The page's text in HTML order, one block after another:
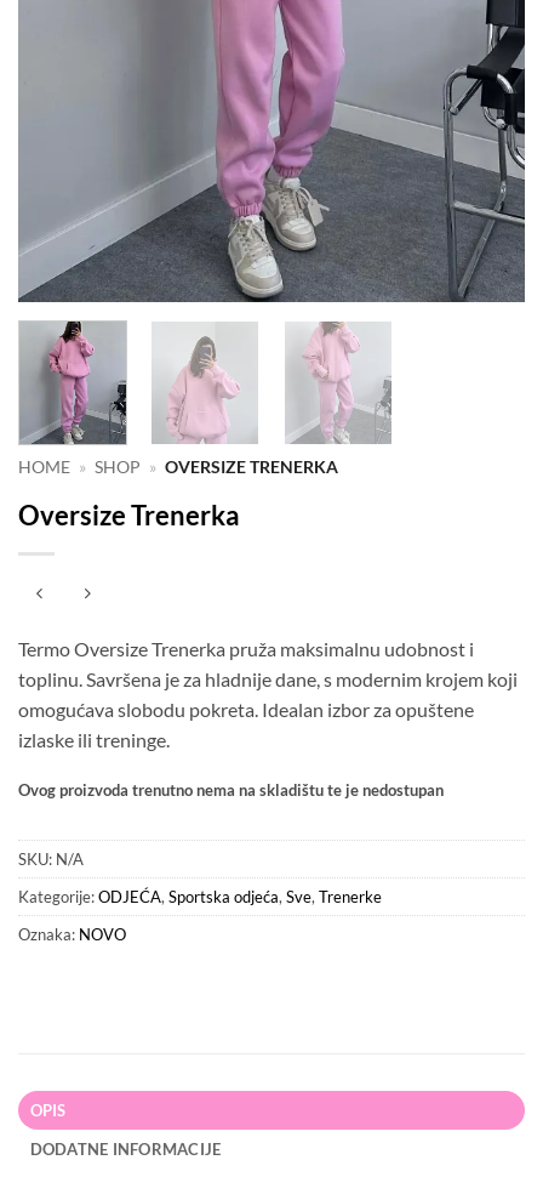
HOME » SHOP » OVERSIZE TRENERKA
Oversize Trenerka
Termo Oversize Trenerka pruža maksimalnu udobnost i
toplinu. Savršena je za hladnije dane, s modernim krojem koji
omogućava slobodu pokreta. Idealan izbor za opuštene
izlaske ili treninge.
Ovog proizvoda trenutno nema na skladištu te je nedostupan
SKU: N/A
Kategorije:ODJEĆA,Sportska odjeća,Sve,Trenerke
Oznaka: NOVO
OPIS
DODATNE INFORMACIJE